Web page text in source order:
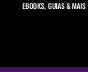
EBOOKS, GUIAS & MAIS